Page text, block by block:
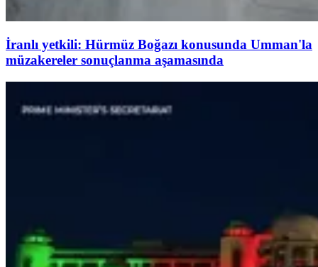
İranlı yetkili: Hürmüz Boğazı konusunda Umman'la
müzakereler sonuçlanma aşamasında